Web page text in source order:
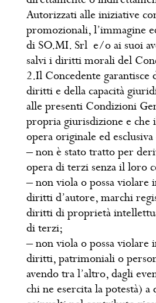
Autorizzati alle iniziative
promozionali, l’immagine
di SO.MI. Srl e/o ai suoi
salvi i diritti morali del
2.Il Concedente garantisce
diritti e della capacità
alle presenti Condizioni
propria giurisdizione e che
opera originale ed
– non è stato tratto per
opera di terzi senza il loro
– non viola o possa violare
diritti d’autore, marchi
diritti di proprietà
di terzi;
– non viola o possa violare
diritti, patrimoniali o
avendo tra l’altro, dagli
chi ne esercita la potestà) a